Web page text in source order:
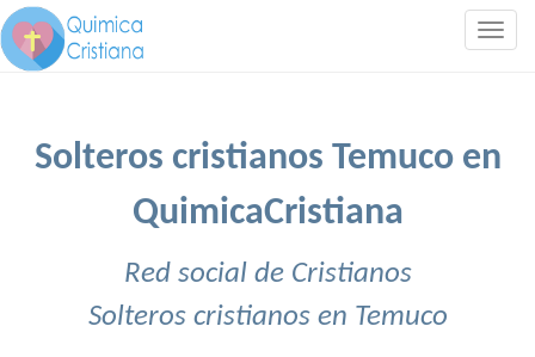
Solteros cristianos Temuco en
QuimicaCristiana
Red social de Cristianos
Solteros cristianos en Temuco